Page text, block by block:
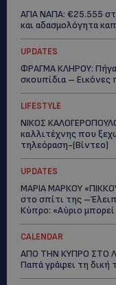
ΑΓΙΑ ΝΑΠΑ: €25.555
και αδασμολόγητα
UPDATES
ΦΡΑΓΜΑ ΚΛΗΡΟΥ:
σκουπίδια –
LIFESTYLE
ΝΙΚΟΣ
καλλιτέχνης που
τηλεόραση-(Bίντεο)
UPDATES
ΜΑΡΙΑ ΜΑΡΚΟΥ
στο σπίτι της
Κύπρο: «Αύριο
CALENDAR
ΑΠΟ ΤΗΝ ΚΥΠΡΟ ΣΤΟ
Παπά γράφει τη δική